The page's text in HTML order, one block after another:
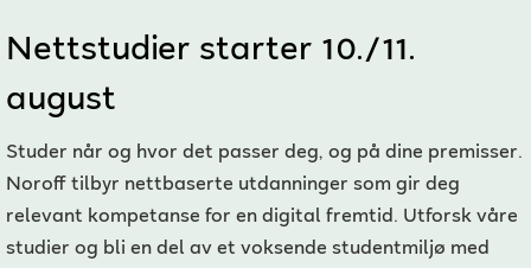
Nettstudier starter 10./11.
august
Studer når og hvor det passer deg, og på dine premisser.
Noroff tilbyr nettbaserte utdanninger som gir deg
relevant kompetanse for en digital fremtid. Utforsk våre
studier og bli en del av et voksende studentmiljø med